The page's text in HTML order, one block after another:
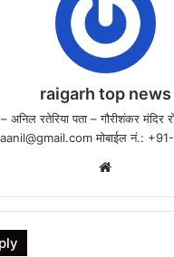
raigarh top news
अनिल रतेरिया पता – गौरीशंकर
मोबाईल नं.: